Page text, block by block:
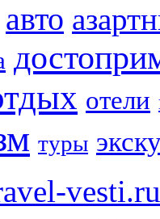
авто
отели
туры